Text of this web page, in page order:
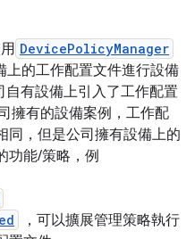
DevicePolicyManager
上的工作配置文件進行設備
自有設備上引入了工作配置
擁有的設備案例，工作配
同，但是公司擁有設備上的
功能/策略，例
，可以擴展管理策略執行